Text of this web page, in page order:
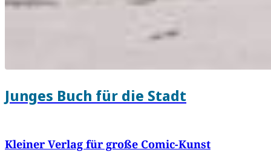
Junges Buch für die Stadt
Kleiner Verlag für große Comic-Kunst